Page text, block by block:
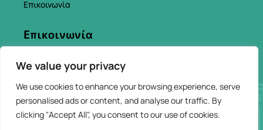
We value your privacy
We use cookies to enhance your browsing experience, serve
personalised ads or content, and analyse our traffic. By
clicking "Accept All", you consent to our use of cookies.
Επικοινωνία
Επικοινωνία
info@chaniacityapp.gr